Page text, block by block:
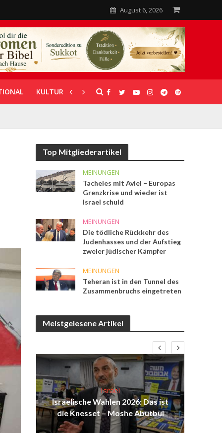
August 6, 2026
KULTUR UNTERSTÜTZUNG
Top Mitgliederartikel
MEINUNGEN
Tacheles mit Aviel – Europas
Grenzkrise und wieder ist
Israel schuld
MEINUNGEN
Die tödliche Rückkehr des
Judenhasses und der Aufstieg
zweier jüdischer Kämpfer
MEINUNGEN
Teheran ist in den Tunnel des
Zusammenbruchs eingetreten
Meistgelesene Artikel
Israel
Israelische Wahlen 2026: Das ist
die Knesset – Moshe Abutbul